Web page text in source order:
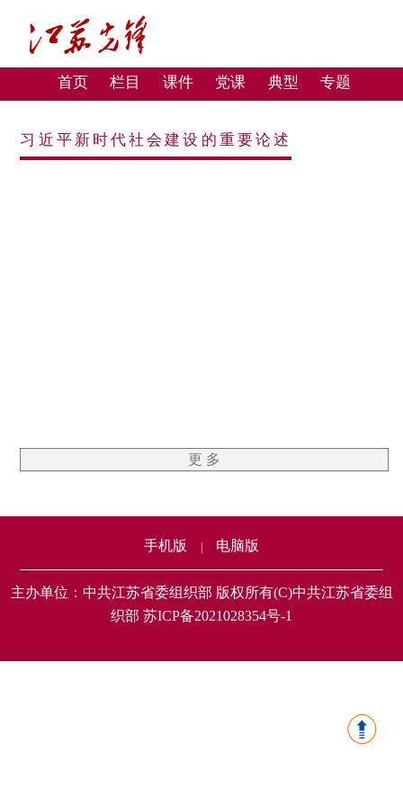
首页 栏目 课件 党课 典型 专题
习近平新时代社会建设的重要论述
更 多
手机版 电脑版
主办单位：中共江苏省委组织部 版权所有(C)中共江苏省委组
织部 苏ICP备2021028354号-1